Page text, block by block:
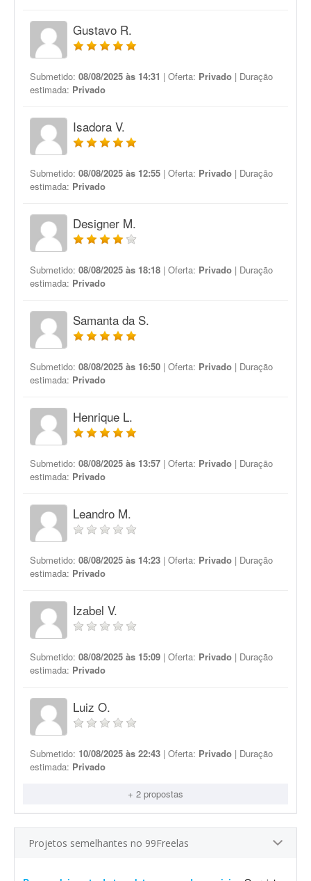
Gustavo R.
Submetido: 08/08/2025 às 14:31 | Oferta: Privado | Duração
estimada: Privado
Isadora V.
Submetido: 08/08/2025 às 12:55 | Oferta: Privado | Duração
estimada: Privado
Designer M.
Submetido: 08/08/2025 às 18:18 | Oferta: Privado | Duração
estimada: Privado
Samanta da S.
Submetido: 08/08/2025 às 16:50 | Oferta: Privado | Duração
estimada: Privado
Henrique L.
Submetido: 08/08/2025 às 13:57 | Oferta: Privado | Duração
estimada: Privado
Leandro M.
Submetido: 08/08/2025 às 14:23 | Oferta: Privado | Duração
estimada: Privado
Izabel V.
Submetido: 08/08/2025 às 15:09 | Oferta: Privado | Duração
estimada: Privado
Luiz O.
Submetido: 10/08/2025 às 22:43 | Oferta: Privado | Duração
estimada: Privado
+ 2 propostas
Projetos semelhantes no 99Freelas